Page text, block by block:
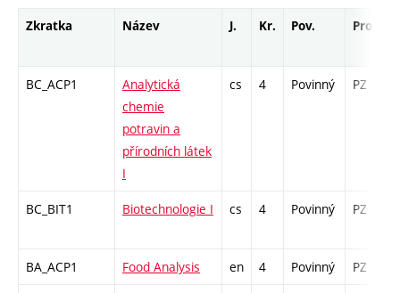
Zkratka Název J. Kr. Pov. Prof.
BC_ACP1
Analytická
chemie
potravin a
přírodních látek
I
cs 4 Povinný PZ
BC_BIT1 Biotechnologie I cs 4 Povinný PZ
BA_ACP1 Food Analysis en 4 Povinný PZ